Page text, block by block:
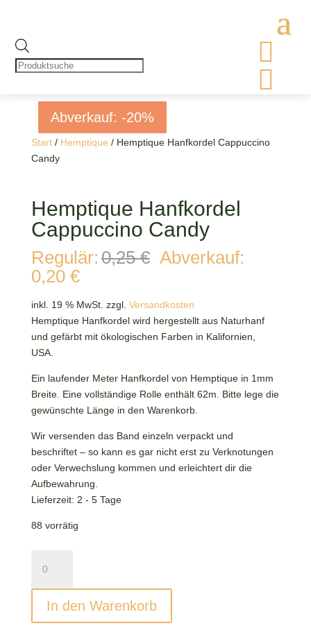
search


Start/ Hemptique / Hemptique Hanfkordel Cappuccino
Candy
Abverkauf: -20%
Hemptique Hanfkordel
Cappuccino Candy
Regulär: 0,25€ Ursprünglicher
0,25 €
Abverkauf:
0,20 €Aktueller
ist:
0,20 €.
inkl. 19 % MwSt. zzgl. Versandkosten
Hemptique Hanfkordel wird hergestellt aus Naturhanf
und gefärbt mit ökologischen Farben in Kalifornien,
USA.
Ein laufender Meter Hanfkordel von Hemptique in 1mm
Breite. Eine vollständige Rolle enthält 62m. Bitte lege die
gewünschte Länge in den Warenkorb.
Wir versenden das Band einzeln verpackt und
beschriftet – so kann es gar nicht erst zu Verknotungen
oder Verwechslung kommen und erleichtert dir die
Aufbewahrung.
Lieferzeit: 2 - 5 Tage
88 vorrätig
Hanfkordel
Cappuccino
Candy
Menge
In den Warenkorb
Abverkauf: -20%
Abverkauf: -20%
Abverkauf: -20%